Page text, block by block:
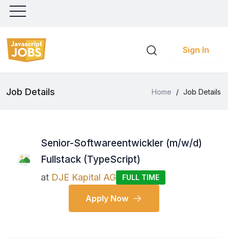
Sign In
Job Details Home / Job Details
Senior-Softwareentwickler (m/w/d)
Fullstack (TypeScript)
at DJE Kapital AG FULL TIME
Apply Now